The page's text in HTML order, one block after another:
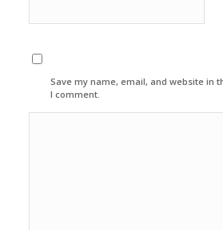
Save my name, email, and website in
I comment.